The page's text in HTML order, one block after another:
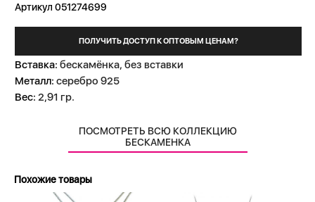
Артикул 051274699
ПОЛУЧИТЬ ДОСТУП К ОПТОВЫМ ЦЕНАМ?
Вставка: бескамёнка, без вставки
Металл: серебро 925
Вес: 2,91 гр.
ПОСМОТРЕТЬ ВСЮ КОЛЛЕКЦИЮ
БЕСКАМЕНКА
Похожие товары